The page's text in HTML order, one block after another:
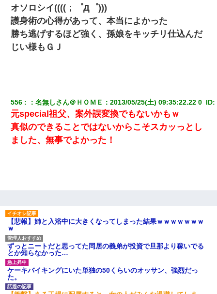
オソロシイ((((；゜Д゜)))
護身術の心得があって、本当によかった
勝ち逃げするほど強く、孫娘をキッチリ仕込んだ
じい様もＧＪ
556 ：名無しさん＠ＨＯＭＥ ：2013/05/25(土) 09:35:22.22 0 ID:
元special祖父、案外誤変換でもないかもｗ
真似のできることではないからこそスカッっとし
ました、無事でよかった！
【悲報】姉と入浴中に大きくなってしまった結果ｗｗｗｗｗｗｗ
ｗ
ずっとニートだと思ってた同居の義弟が投資で旦那より稼いでる
とか知らなかった…
ケーキバイキングにいた単独の50くらいのオッサン、強烈だっ
た。